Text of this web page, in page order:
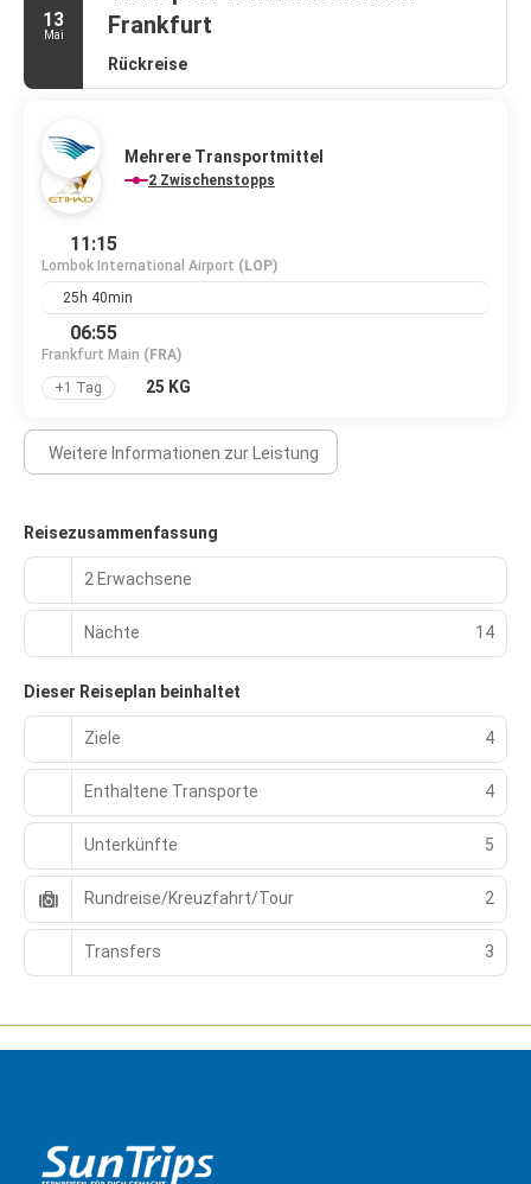
13
Mai
Frankfurt
Rückreise
Mehrere Transportmittel
2 Zwischenstopps
11:15
Lombok International Airport (LOP)
25h 40min
06:55
Frankfurt Main (FRA)
+1 Tag
25 KG
Weitere Informationen zur Leistung
Reisezusammenfassung
2 Erwachsene
Nächte 14
Dieser Reiseplan beinhaltet
Ziele 4
Enthaltene Transporte 4
Unterkünfte 5
Rundreise/Kreuzfahrt/Tour 2
Transfers 3